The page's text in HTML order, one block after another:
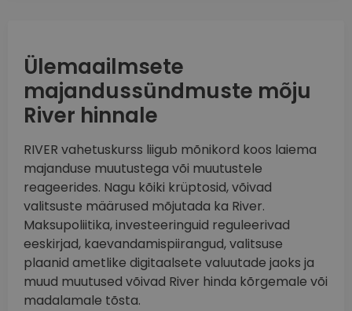
Ülemaailmsete
majandussündmuste mõju
River hinnale
RIVER vahetuskurss liigub mõnikord koos laiema
majanduse muutustega või muutustele
reageerides. Nagu kõiki krüptosid, võivad
valitsuste määrused mõjutada ka River.
Maksupoliitika, investeeringuid reguleerivad
eeskirjad, kaevandamispiirangud, valitsuse
plaanid ametlike digitaalsete valuutade jaoks ja
muud muutused võivad River hinda kõrgemale või
madalamale tõsta.